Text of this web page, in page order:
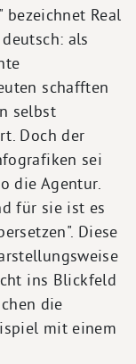
bezeichnet Real
als
schafften
selbst
Doch der
sei
die Agentur.
für sie ist es
Diese
ins Blickfeld
die
mit einem